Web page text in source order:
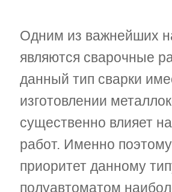
Одним из важнейших
являются сварочные
данный тип сварки
изготовлении
существенно влияет
работ. Именно
приоритет данному
полуавтоматом